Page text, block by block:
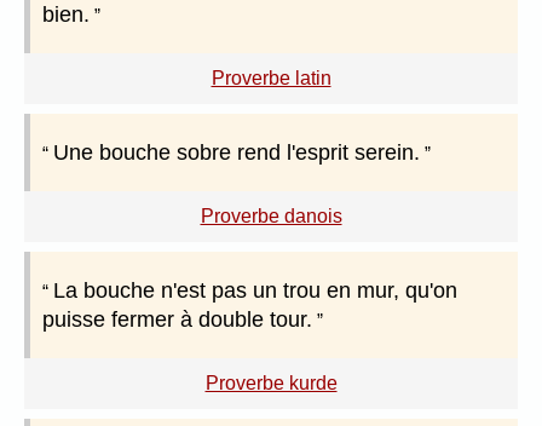
bien.
Proverbe latin
Une bouche sobre rend l'esprit serein.
Proverbe danois
La bouche n'est pas un trou en mur, qu'on
puisse fermer à double tour.
Proverbe kurde